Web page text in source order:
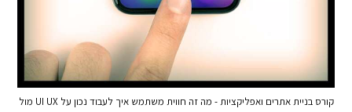
קורס בניית אתרים ואפליקציות - מה זה חווית משתמש איך לעבוד נכון על UI UX מול